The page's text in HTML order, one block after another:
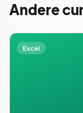
Andere
Excel